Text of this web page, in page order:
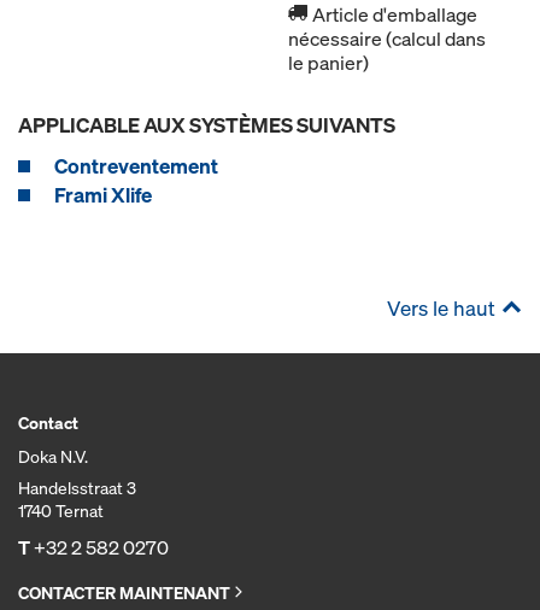
Article d'emballage
nécessaire (calcul dans
le panier)
APPLICABLE AUX SYSTÈMES SUIVANTS
Contreventement
Frami Xlife
Vers le haut
Contact
Doka N.V.
Handelsstraat 3
1740 Ternat
T+32 2 582 0270
CONTACTER MAINTENANT